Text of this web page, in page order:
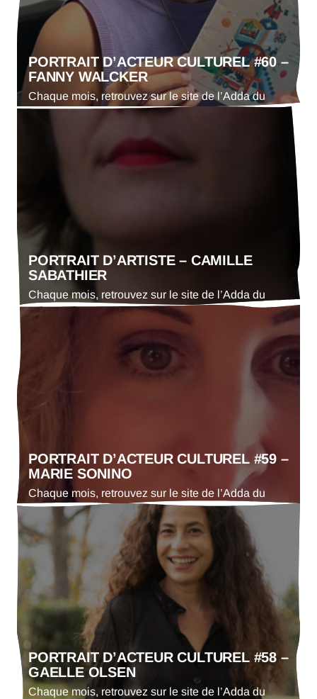
PORTRAIT D’ACTEUR CULTUREL #60 –
FANNY WALCKER
Chaque mois, retrouvez sur le site de l’Adda du
Gers le portrait d’un·e acteur·trice culturel·le. En ce
l’action culturelle et de la communication à la
Communauté de communes du Bas-Armagnac
PORTRAIT D’ARTISTE – CAMILLE
SABATHIER
Chaque mois, retrouvez sur le site de l’Adda du
Gers le portrait d’un·e artiste. En ce mois de juillet
2026 : Camille Sabathier, violoniste et porteuse de
projets de médiation culturelle
PORTRAIT D’ACTEUR CULTUREL #59 –
MARIE SONINO
Chaque mois, retrouvez sur le site de l’Adda du
Gers le portrait d’un·e acteur·trice culturel·le. En ce
mois de juin 2026 : Marie Sonino, fondatrice et
coordinatrice bénévole de Tous en scène à
Condom.
PORTRAIT D’ACTEUR CULTUREL #58 –
GAELLE OLSEN
Chaque mois, retrouvez sur le site de l’Adda du